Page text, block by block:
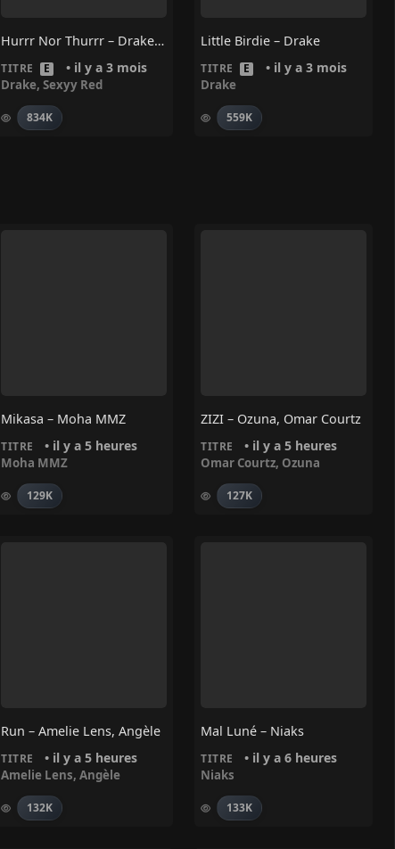
Hurrr Nor Thurrr – Drake, Sexyy Red
TITRE E • il y a 3 mois
Drake,Sexyy Red
834K
Little Birdie – Drake
TITRE E • il y a 3 mois
Drake
559K
Mikasa – Moha MMZ
TITRE • il y a 5 heures
Moha MMZ
129K
ZIZI – Ozuna, Omar Courtz
TITRE • il y a 5 heures
Omar Courtz, Ozuna
127K
Run – Amelie Lens, Angèle
TITRE • il y a 5 heures
Amelie Lens,Angèle
132K
Mal Luné – Niaks
TITRE • il y a 6 heures
Niaks
133K